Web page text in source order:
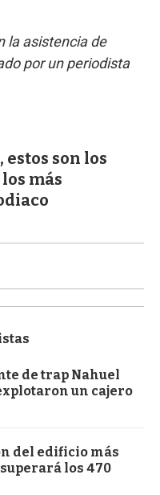
la asistencia de
por un periodista
estos son los
más
de trap Nahuel
un cajero
del edificio más
los 470